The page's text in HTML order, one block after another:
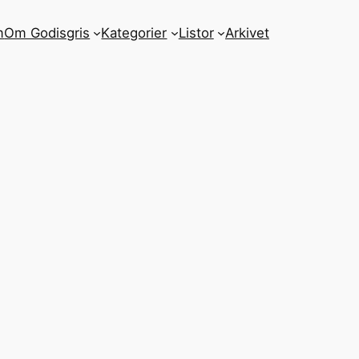
Om Godisgris Kategorier Listor Arkivet